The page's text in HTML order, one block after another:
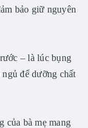
bảo giữ nguyên
– là lúc bụng
để dưỡng chất
của bà mẹ mang